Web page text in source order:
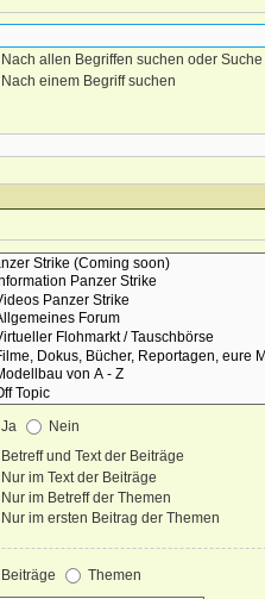
Nach allen Begriffen suchen oder
Nach einem Begriff suchen
Ja
Nein
Betreff und Text der Beiträge
Nur im Text der Beiträge
Nur im Betreff der Themen
Nur im ersten Beitrag der Themen
Beiträge
Themen